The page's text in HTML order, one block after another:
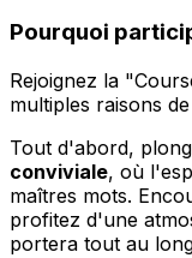
Pourquoi
Rejoignez la
multiples raisons
Tout d'abord,
conviviale, où
maîtres mots.
profitez d'une
portera tout au